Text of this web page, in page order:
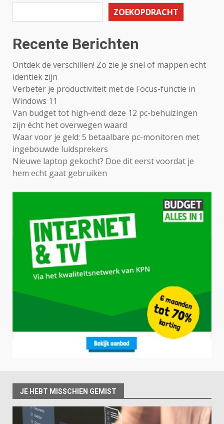
ZOEKOPDRACHT
Recente Berichten
Ontdek de verschillen! Zo zie je snel of mappen echt
identiek zijn
Verbeter je productiviteit met de Focus-functie in
Windows 11
Van budget tot high-end: deze 12 pc-behuizingen
zijn écht het overwegen waard
Waar voor je geld: 5 betaalbare pc-monitoren met
ingebouwde luidsprekers
Nieuwe laptop gekocht? Doe dit eerst voordat je
hem echt gaat gebruiken
JE HEBT MISSCHIEN GEMIST